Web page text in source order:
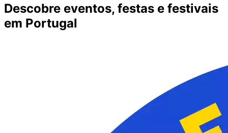
Descobre eventos, festas e festivais
em Portugal